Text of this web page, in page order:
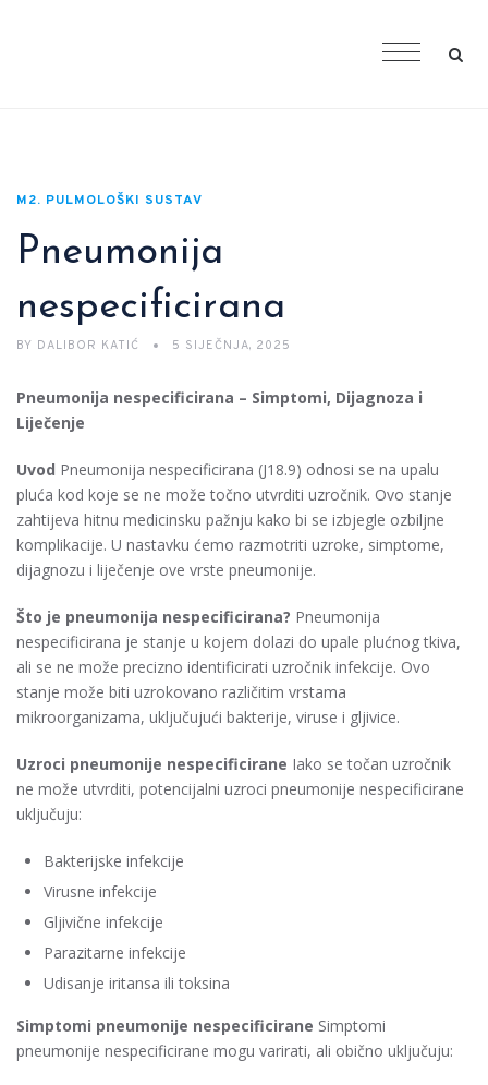
M2. PULMOLOŠKI SUSTAV
Pneumonija
nespecificirana
BY DALIBOR KATIĆ 5 SIJEČNJA, 2025
Pneumonija nespecificirana – Simptomi, Dijagnoza i
Liječenje
Uvod Pneumonija nespecificirana (J18.9) odnosi se na upalu
pluća kod koje se ne može točno utvrditi uzročnik. Ovo stanje
zahtijeva hitnu medicinsku pažnju kako bi se izbjegle ozbiljne
komplikacije. U nastavku ćemo razmotriti uzroke, simptome,
dijagnozu i liječenje ove vrste pneumonije.
Što je pneumonija nespecificirana? Pneumonija
nespecificirana je stanje u kojem dolazi do upale plućnog tkiva,
ali se ne može precizno identificirati uzročnik infekcije. Ovo
stanje može biti uzrokovano različitim vrstama
mikroorganizama, uključujući bakterije, viruse i gljivice.
Uzroci pneumonije nespecificirane Iako se točan uzročnik
ne može utvrditi, potencijalni uzroci pneumonije nespecificirane
uključuju:
Bakterijske infekcije
Virusne infekcije
Gljivične infekcije
Parazitarne infekcije
Udisanje iritansa ili toksina
Simptomi pneumonije nespecificirane Simptomi
pneumonije nespecificirane mogu varirati, ali obično uključuju: